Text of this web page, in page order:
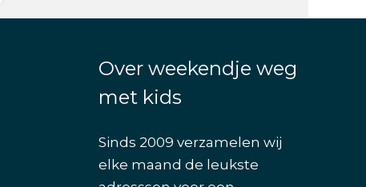
Over weekendje weg
met kids
Sinds 2009 verzamelen wij
elke maand de leukste